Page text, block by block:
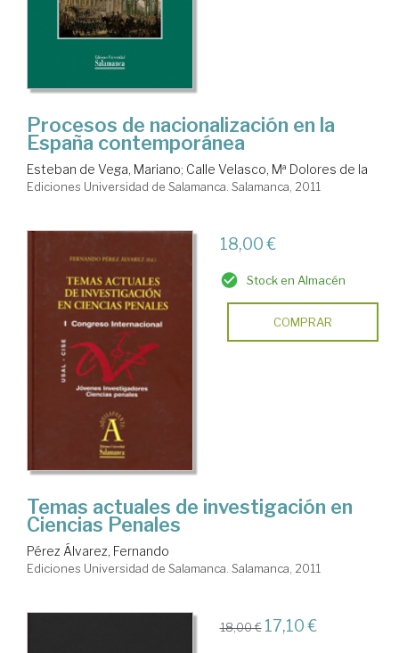
Procesos de nacionalización en la
España contemporánea
Esteban de Vega, Mariano; Calle Velasco, Mª Dolores de la
Ediciones Universidad de Salamanca. Salamanca, 2011
18,00 €
Stock en Almacén
COMPRAR
Temas actuales de investigación en
Ciencias Penales
Pérez Álvarez, Fernando
Ediciones Universidad de Salamanca. Salamanca, 2011
18,00 € 17,10 €